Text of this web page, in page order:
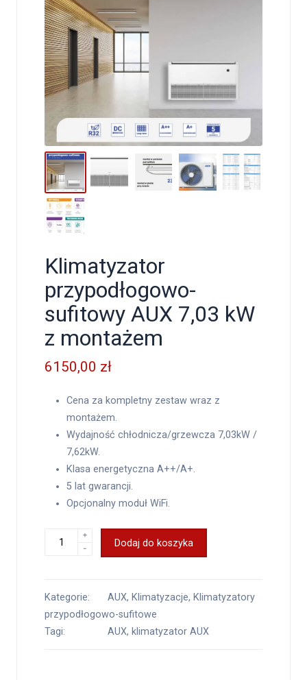
Klimatyzator
przypodłogowo-
sufitowy AUX 7,03 kW
z montażem
6150,00 zł
Cena za kompletny zestaw wraz z
montażem.
Wydajność chłodnicza/grzewcza 7,03kW /
7,62kW.
Klasa energetyczna A++/A+.
5 lat gwarancji.
Opcjonalny moduł WiFi.
-
+
Dodaj do koszyka
Kategorie: AUX, Klimatyzacje, Klimatyzatory
przypodłogowo-sufitowe
Tagi:
AUX, klimatyzator AUX